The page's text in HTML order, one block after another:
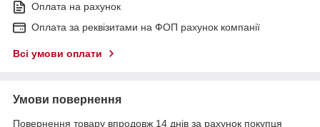
Оплата на рахунок
Оплата за реквізитами на ФОП рахунок компанії
Всі умови оплати
Умови повернення
Повернення товару впродовж 14 днів за рахунок покупця